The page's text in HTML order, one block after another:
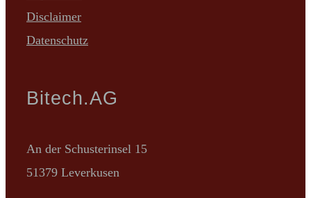
Disclaimer
Datenschutz
Bitech.AG
An der Schusterinsel 15
51379 Leverkusen